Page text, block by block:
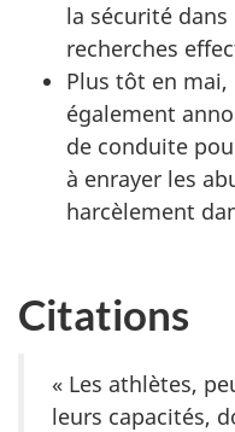
la sécurité
recherches
Plus tôt en
également
de conduite
à enrayer les
harcèlement
Citations
« Les athlètes,
leurs capacités,